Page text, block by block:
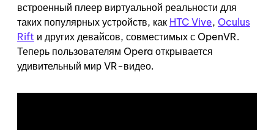
встроенный плеер виртуальной реальности для
таких популярных устройств, как HTC Vive, Oculus
Rift и других девайсов, совместимых с OpenVR.
Теперь пользователям Opera открывается
удивительный мир VR-видео.